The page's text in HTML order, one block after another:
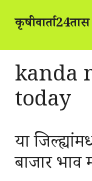
contentकृषीवार्ता24तास
kanda
today
या
बाजार भाव